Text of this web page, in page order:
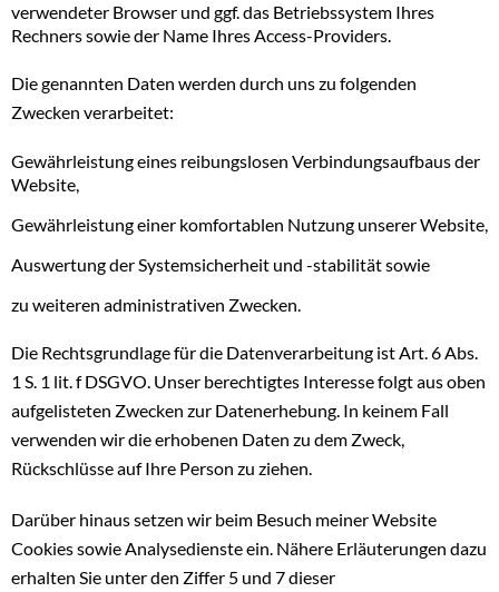
verwendeter Browser und ggf. das Betriebssystem Ihres
Rechners sowie der Name Ihres Access-Providers.
Die genannten Daten werden durch uns zu folgenden
Zwecken verarbeitet:
Gewährleistung eines reibungslosen Verbindungsaufbaus der
Website,
Gewährleistung einer komfortablen Nutzung unserer Website,
Auswertung der Systemsicherheit und -stabilität sowie
zu weiteren administrativen Zwecken.
Die Rechtsgrundlage für die Datenverarbeitung ist Art. 6 Abs.
1 S. 1 lit. f DSGVO. Unser berechtigtes Interesse folgt aus oben
aufgelisteten Zwecken zur Datenerhebung. In keinem Fall
verwenden wir die erhobenen Daten zu dem Zweck,
Rückschlüsse auf Ihre Person zu ziehen.
Darüber hinaus setzen wir beim Besuch meiner Website
Cookies sowie Analysedienste ein. Nähere Erläuterungen dazu
erhalten Sie unter den Ziffer 5 und 7 dieser